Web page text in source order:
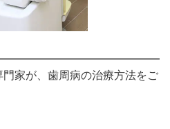
門家が、歯周病の治療方法をご